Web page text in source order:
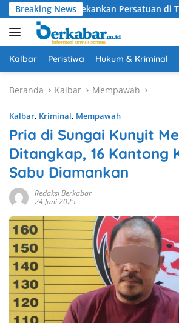
Langsung
ke
konten
Breaking News
Tekankan Persatuan di Tengah
Kalbar Peristiwa Hukum & Kriminal
Beranda Kalbar Mempawah
Kalbar, Kriminal, Mempawah
Pria di Sungai Kunyit
Ditangkap, 16 Kantong
Sabu Diamankan
Redaksi Berkabar
24 Juni 2025